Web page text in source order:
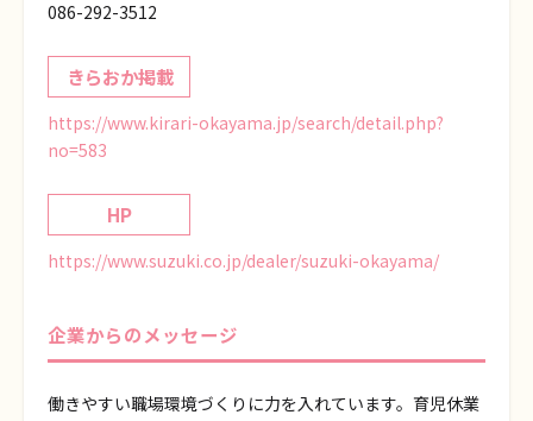
086-292-3512
きらおか掲載
https://www.kirari-okayama.jp/search/detail.php?
no=583
HP
https://www.suzuki.co.jp/dealer/suzuki-okayama/
企業からのメッセージ
働きやすい職場環境づくりに力を入れています。育児休業